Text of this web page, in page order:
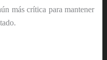
más crítica para mantener